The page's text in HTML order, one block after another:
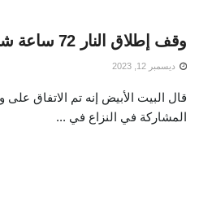
وقف إطلاق النار 72 ساعة شرق جمهورية الكونغو الديمقراطية
ديسمبر 12, 2023
المشاركة في النزاع في ...